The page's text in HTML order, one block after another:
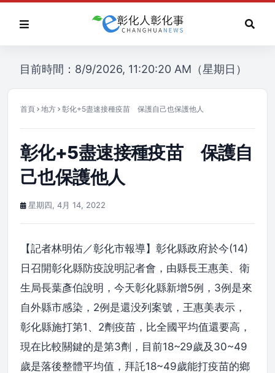
目前時間：8/9/2026, 11:20:20 AM（星期日）
首頁 地方 彰化+5盡速接種疫苗 保護自己也保護他人
彰化+5盡速接種疫苗 保護自
己也保護他人
星期四, 4月 14, 2022
【記者林明佑／彰化市報導】彰化縣政府於今(14)
日召開彰化縣防疫說明記者會，由縣長王惠美、衛
生局長葉彥伯說明，今天彰化縣新增5例，3例是來
自外縣市感染，2例是還没列案號，王惠美表示，
彰化縣施打第1、2劑疫苗，比全國平均值還要高，
現在比較關鍵的是第3劑，目前18~29歲及30~49
歲是落後整體平均值，拜託18~49歲能打疫苗的鄉